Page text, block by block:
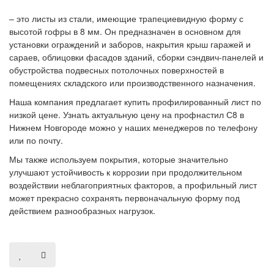
– это листы из стали, имеющие трапециевидную форму с
высотой гофры в 8 мм. Он предназначен в основном для
установки ограждений и заборов, накрытия крыш гаражей и
сараев, облицовки фасадов зданий, сборки сэндвич-панелей и
обустройства подвесных потолочных поверхностей в
помещениях складского или производственного назначения.
Наша компания предлагает купить профилированный лист по
низкой цене. Узнать актуальную цену на профнастил С8 в
Нижнем Новгороде можно у наших менеджеров по телефону
или по почту.
Мы также используем покрытия, которые значительно
улучшают устойчивость к коррозии при продолжительном
воздействии неблагоприятных факторов, а профильный лист
может прекрасно сохранять первоначальную форму под
действием разнообразных нагрузок.